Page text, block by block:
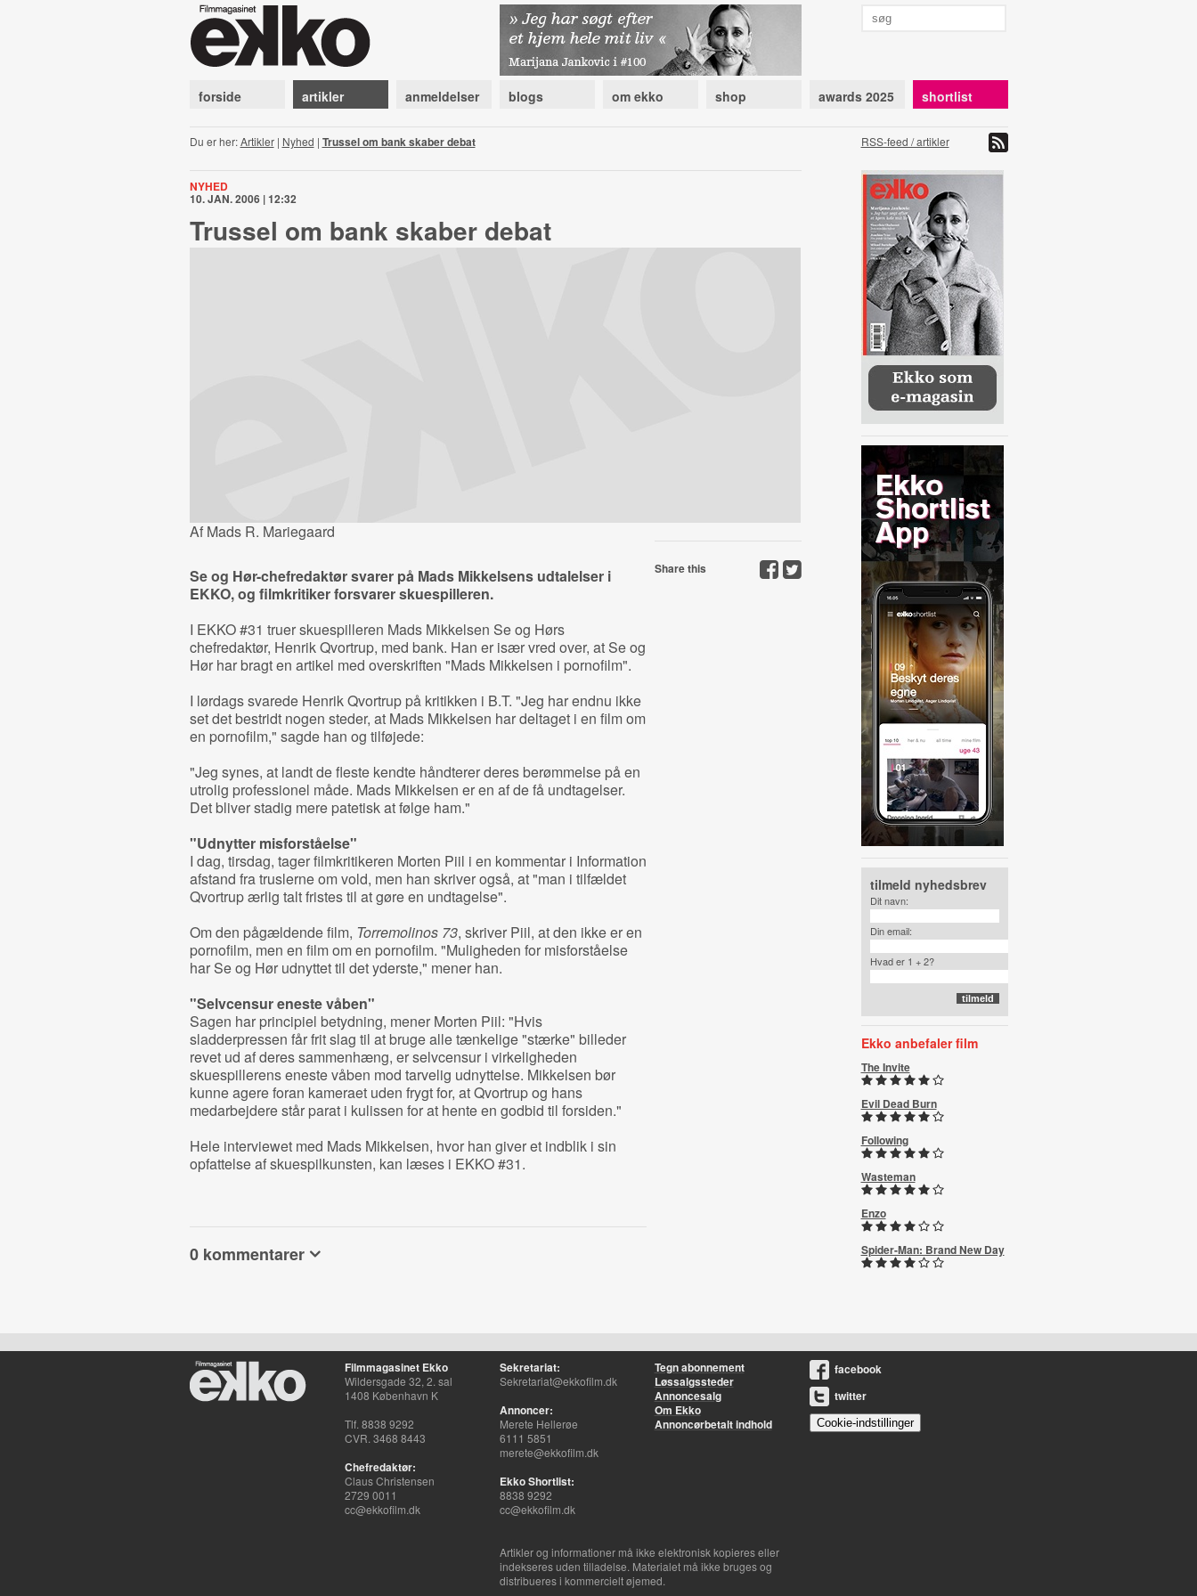
forside artikler anmeldelser blogs om ekko shop awards 2025 shortlist
Du er her:Artikler| Nyhed | Trussel om bank skaber debat RSS-feed / artikler
NYHED
10. JAN. 2006 | 12:32
Trussel om bank skaber debat
Af Mads R. Mariegaard
Se og Hør-chefredaktør svarer på Mads Mikkelsens udtalelser i
EKKO, og filmkritiker forsvarer skuespilleren.
I EKKO #31 truer skuespilleren Mads Mikkelsen Se og Hørs
chefredaktør, Henrik Qvortrup, med bank. Han er især vred over, at Se og
Hør har bragt en artikel med overskriften "Mads Mikkelsen i pornofilm".
I lørdags svarede Henrik Qvortrup på kritikken i B.T. "Jeg har endnu ikke
set det bestridt nogen steder, at Mads Mikkelsen har deltaget i en film om
en pornofilm," sagde han og tilføjede:
"Jeg synes, at landt de fleste kendte håndterer deres berømmelse på en
utrolig professionel måde. Mads Mikkelsen er en af de få undtagelser.
Det bliver stadig mere patetisk at følge ham."
"Udnytter misforståelse"
I dag, tirsdag, tager filmkritikeren Morten Piil i en kommentar i Information
afstand fra truslerne om vold, men han skriver også, at "man i tilfældet
Qvortrup ærlig talt fristes til at gøre en undtagelse".
Om den pågældende film, Torremolinos 73, skriver Piil, at den ikke er en
pornofilm, men en film om en pornofilm. "Muligheden for misforståelse
har Se og Hør udnyttet til det yderste," mener han.
"Selvcensur eneste våben"
Sagen har principiel betydning, mener Morten Piil: "Hvis
sladderpressen får frit slag til at bruge alle tænkelige "stærke" billeder
revet ud af deres sammenhæng, er selvcensur i virkeligheden
skuespillerens eneste våben mod tarvelig udnyttelse. Mikkelsen bør
kunne agere foran kameraet uden frygt for, at Qvortrup og hans
medarbejdere står parat i kulissen for at hente en godbid til forsiden."
Hele interviewet med Mads Mikkelsen, hvor han giver et indblik i sin
opfattelse af skuespilkunsten, kan læses i EKKO #31.
0 kommentarer
Share this
tilmeld nyhedsbrev
Dit navn:
Din email:
Hvad er 1 + 2?
Ekko anbefaler film
The Invite
Evil Dead Burn
Following
Wasteman
Enzo
Spider-Man: Brand New Day
Filmmagasinet Ekko
Wildersgade 32, 2. sal
1408 København K
Tlf. 8838 9292
CVR. 3468 8443
Chefredaktør:
Claus Christensen
2729 0011
cc@ekkofilm.dk
Sekretariat:
Sekretariat@ekkofilm.dk
Annoncer:
Merete Hellerøe
6111 5851
merete@ekkofilm.dk
Ekko Shortlist:
8838 9292
cc@ekkofilm.dk
Tegn abonnement
Løssalgssteder
Annoncesalg
Om Ekko
Annoncørbetalt indhold
facebook
twitter
Cookie-indstillinger
Artikler og informationer må ikke elektronisk kopieres eller
indekseres uden tilladelse. Materialet må ikke bruges og
distribueres i kommercielt øjemed.